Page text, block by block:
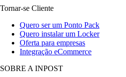
Tornar-se Cliente
Quero ser um Ponto Pack
Quero instalar um Locker
Oferta para empresas
Integração eCommerce
SOBRE A INPOST